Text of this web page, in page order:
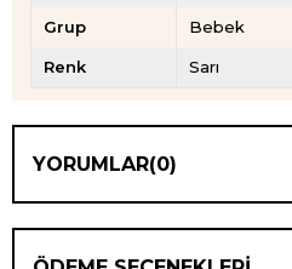
Grup Bebek
Renk Sarı
YORUMLAR(0)